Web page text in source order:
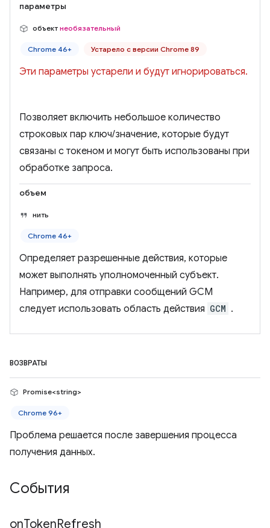
параметры
объект необязательный
Chrome 46+ Устарело с версии Chrome 89
Эти параметры устарели и будут игнорироваться.
Позволяет включить небольшое количество
строковых пар ключ/значение, которые будут
связаны с токеном и могут быть использованы при
обработке запроса.
объем
нить
Chrome 46+
Определяет разрешенные действия, которые
может выполнять уполномоченный субъект.
Например, для отправки сообщений GCM
следует использовать область действия GCM .
ВОЗВРАТЫ
Promise<string>
Chrome 96+
Проблема решается после завершения процесса
получения данных.
События
onTokenRefresh